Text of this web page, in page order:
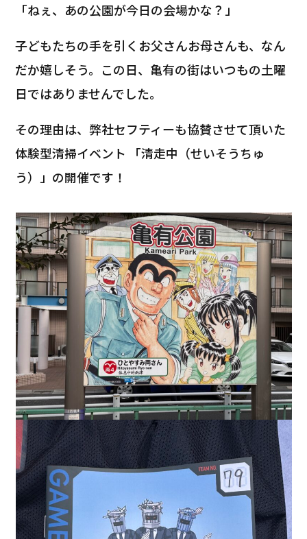
「ねぇ、あの公園が今日の会場かな？」
子どもたちの手を引くお父さんお母さんも、なん
だか嬉しそう。この日、亀有の街はいつもの土曜
日ではありませんでした。
その理由は、弊社セフティーも協賛させて頂いた
体験型清掃イベント 「清走中（せいそうちゅ
う）」の開催です！